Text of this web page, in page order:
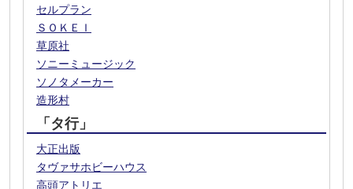
セルプラン
ＳＯＫＥＩ
草原社
ソニーミュージック
ソノタメーカー
造形村
「タ行」
大正出版
タヴァサホビーハウス
高頭アトリエ